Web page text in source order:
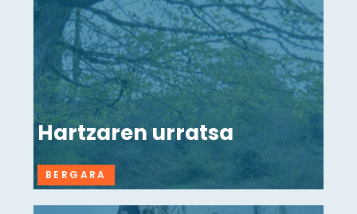
Hartzaren urratsa
BERGARA